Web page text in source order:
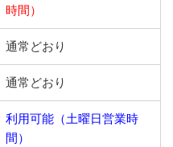
時間）
通常どおり
通常どおり
利用可能（土曜日営業時
間）